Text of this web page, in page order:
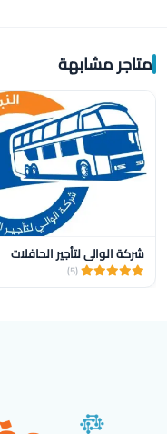
متاجر مشابهة
شركة الوالي لتأجير الحافلات
(5)